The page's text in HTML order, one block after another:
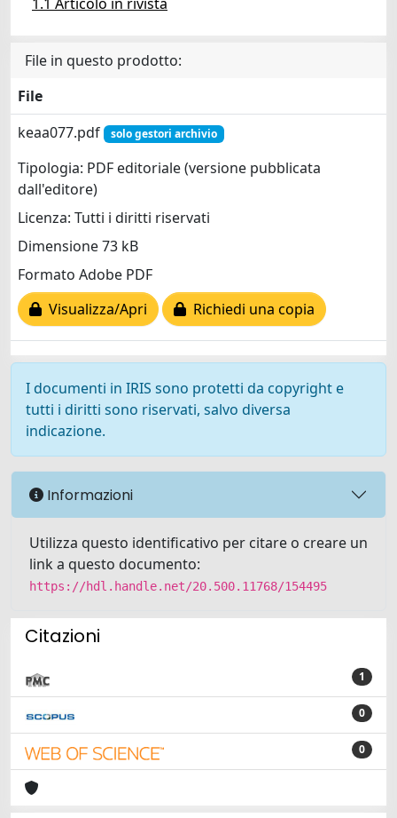
File in questo prodotto:
File
keaa077.pdf
solo gestori archivio
Tipologia: PDF editoriale (versione pubblicata
dall'editore)
Licenza: Tutti i diritti riservati
Dimensione 73 kB
Formato Adobe PDF
Visualizza/Apri
Richiedi una copia
I documenti in IRIS sono protetti da copyright e
tutti i diritti sono riservati, salvo diversa
indicazione.
Informazioni
Utilizza questo identificativo per citare o creare un
link a questo documento:
https://hdl.handle.net/20.500.11768/154495
Citazioni
1
0
0